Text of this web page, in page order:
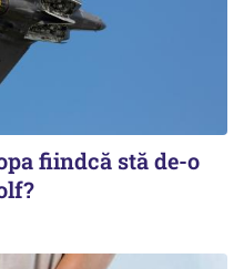
fiindcă stă de-o